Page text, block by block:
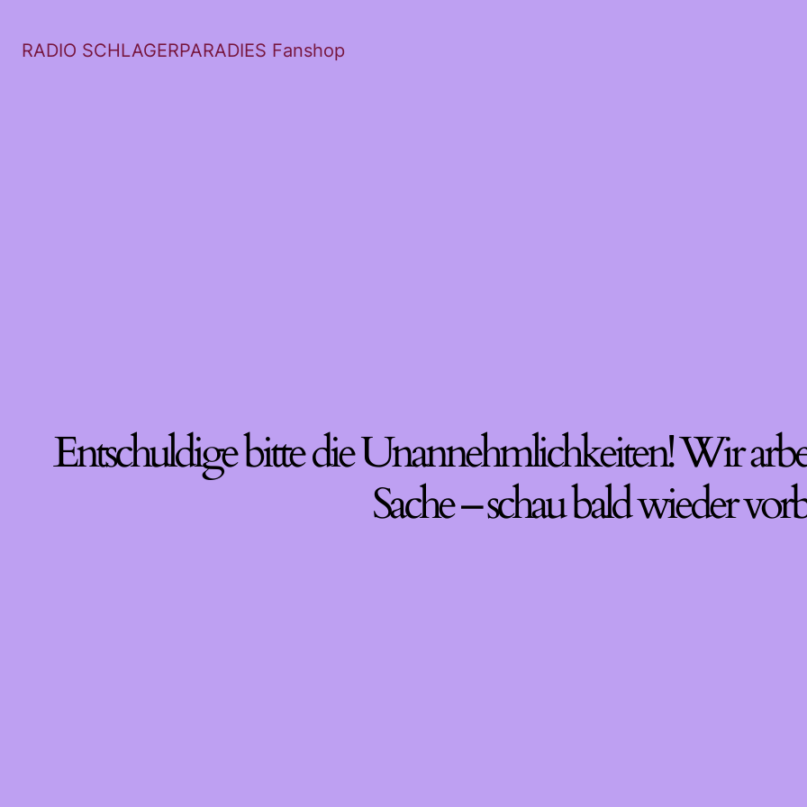
RADIO SCHLAGERPARADIES Fanshop
Entschuldige bitte die Unannehmlichkeiten! Wir
Sache – schau bald wieder